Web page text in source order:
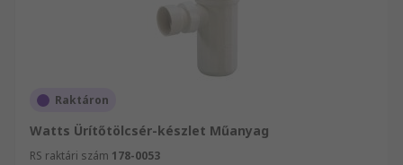
Raktáron
Watts Ürítőtölcsér-készlet Műanyag
RS raktári szám 178-0053